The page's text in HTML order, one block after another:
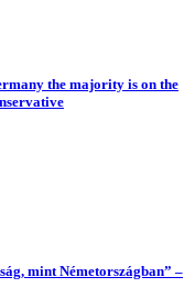
the majority is on the
mint Németországban” –